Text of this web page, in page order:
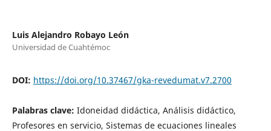
Luis Alejandro Robayo León
Universidad de Cuahtémoc
DOI: https://doi.org/10.37467/gka-revedumat.v7.2700
Palabras clave: Idoneidad didáctica, Análisis didáctico,
Profesores en servicio, Sistemas de ecuaciones lineales